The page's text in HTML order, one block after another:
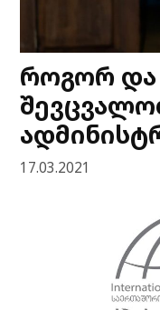
როგორ და
17.03.2021